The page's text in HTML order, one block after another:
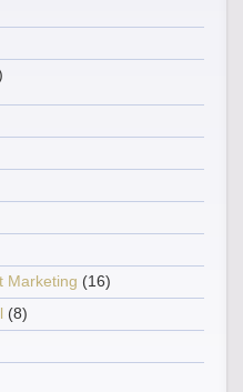
Marketing (16)
(8)